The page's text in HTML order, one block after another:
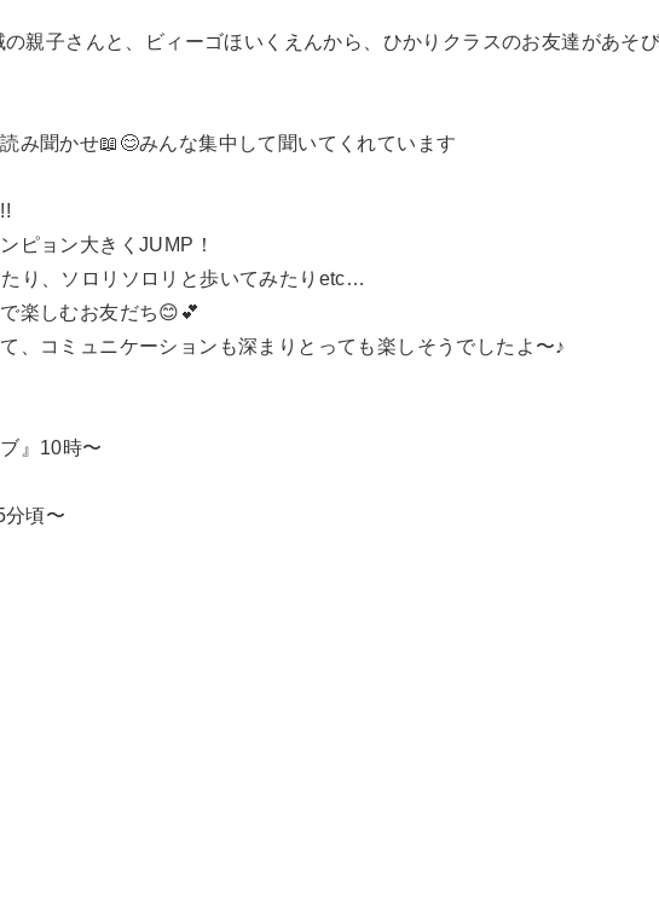
親子さんと、ビィーゴほいくえんから、ひかりクラスのお友達があそ
み聞かせ📖😊みんな集中して聞いてくれています
ピョン大きくJUMP！
り、ソロリソロリと歩いてみたりetc…
楽しむお友だち😊💕
、コミュニケーションも深まりとっても楽しそうでしたよ〜♪
』10時〜
分頃〜